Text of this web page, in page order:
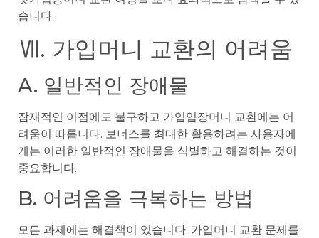
습니다.
Ⅶ. 가입머니 교환의 어려움
A. 일반적인 장애물
잠재적인 이점에도 불구하고 가입입장머니 교환에는 어
려움이 따릅니다. 보너스를 최대한 활용하려는 사용자에
게는 이러한 일반적인 장애물을 식별하고 해결하는 것이
중요합니다.
B. 어려움을 극복하는 방법
모든 과제에는 해결책이 있습니다. 가입머니 교환 문제를